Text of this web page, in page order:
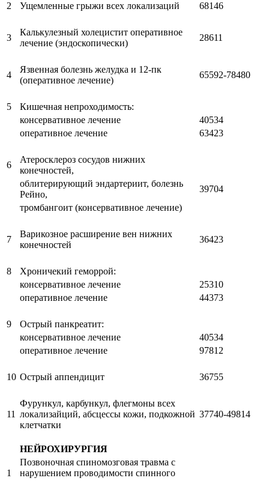
2 Ущемленные грыжи всех локализаций 68146
3
Калькулезный холецистит оперативное
лечение (эндоскопически)
28611
4
Язвенная болезнь желудка и 12-пк
(оперативное лечение)
65592-78480
5
Кишечная непроходимость:
консервативное лечение
40534
оперативное лечение
63423
6
Атеросклероз сосудов нижних
конечностей,
облитерирующий эндартериит, болезнь
Рейно,
39704
тромбангоит (консервативное лечение)
7
Варикозное расширение вен нижних
конечностей
36423
8
Хроничекий геморрой:
консервативное лечение
25310
оперативное лечение
44373
9
Острый панкреатит:
консервативное лечение
40534
оперативное лечение
97812
10 Острый аппендицит 36755
11
Фурункул, карбункул, флегмоны всех
локализайций, абсцессы кожи, подкожной
клетчатки
37740-49814
НЕЙРОХИРУРГИЯ
1
Позвоночная спиномозговая травма с
нарушением проводимости спинного